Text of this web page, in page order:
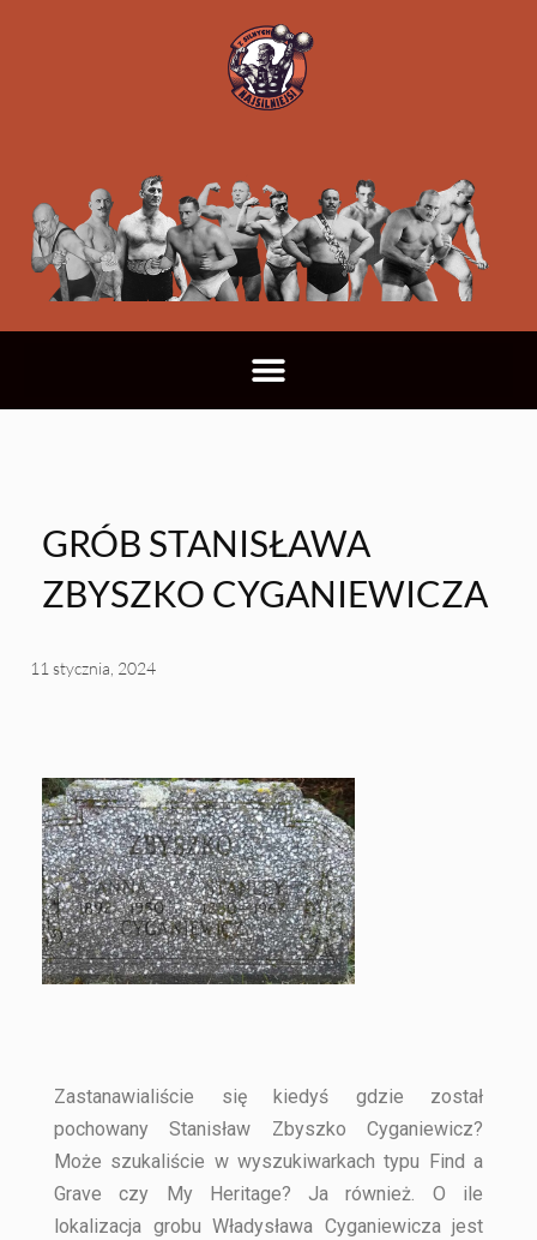
GRÓB STANISŁAWA
ZBYSZKO CYGANIEWICZA
11 stycznia, 2024
Zastanawialiście się kiedyś gdzie został
pochowany Stanisław Zbyszko Cyganiewicz?
Może szukaliście w wyszukiwarkach typu Find a
Grave czy My Heritage? Ja również. O ile
lokalizacja grobu Władysława Cyganiewicza jest